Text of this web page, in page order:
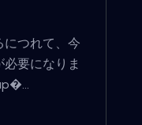
つれて、今
要になりま